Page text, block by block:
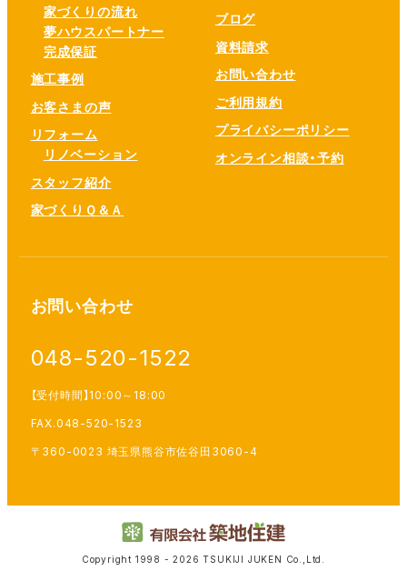
家づくりの流れ
夢ハウスパートナー
完成保証
施工事例
お客さまの声
リフォーム
リノベーション
スタッフ紹介
家づくりＱ＆Ａ
ブログ
資料請求
お問い合わせ
ご利用規約
プライバシーポリシー
オンライン相談・予約
お問い合わせ
048-520-1522
【受付時間】10:00～18:00
FAX.048-520-1523
〒360-0023 埼玉県熊谷市佐谷田3060-4
Copyright 1998 - 2026 TSUKIJI JUKEN Co.,Ltd.